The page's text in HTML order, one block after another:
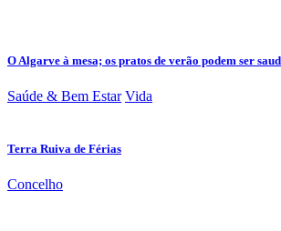
O Algarve à mesa; os pratos de verão podem ser
Saúde & Bem Estar Vida
Terra Ruiva de Férias
Concelho